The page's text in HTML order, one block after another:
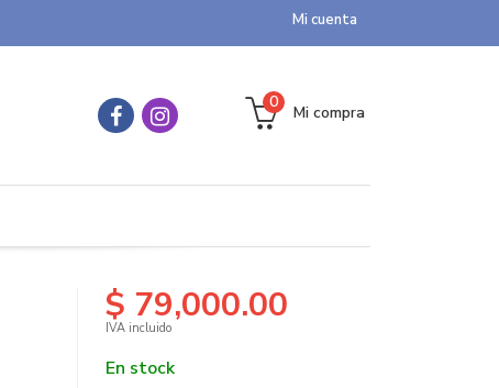
Mi cuenta
Mi compra
0
$ 79,000.00
IVA incluido
En stock